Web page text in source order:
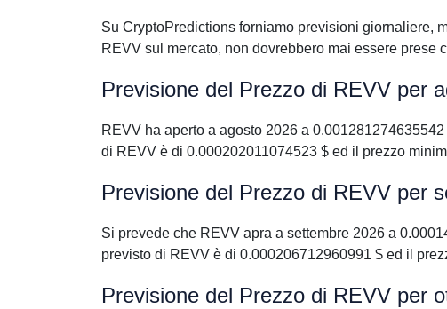
Su CryptoPredictions forniamo previsioni giornaliere,
REVV sul mercato, non dovrebbero mai essere
Previsione del Prezzo di REVV per
REVV ha aperto a agosto 2026 a
di REVV è di 0.000202011074523 $ ed il prezzo
Previsione del Prezzo di REVV per
Si prevede che REVV apra a settembre 2026 a
previsto di REVV è di 0.000206712960991 $ ed il
Previsione del Prezzo di REVV per